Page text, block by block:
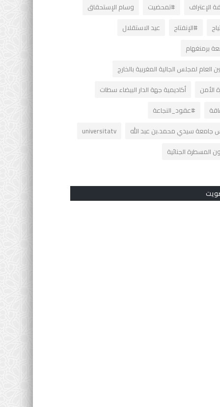
الإعتراف #تمحضيت
وسام الإستحقاق
#الإنفتاح
عيد الاستقلال
برمنغهام
العام لمجلس الجالية المغربية بالخارج
الأمن
أكاديمية جهة الدار البيضاء سطات
#عقود_النجاعة
جامعة سيدي محمد.بن عبد الله
‏universitatv
المسطرة الجنائية